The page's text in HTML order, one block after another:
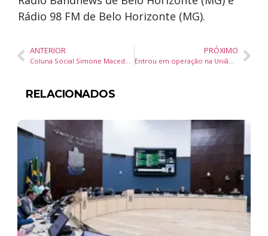
Rádio 98 FM de Belo Horizonte (MG).
ANTERIOR
Coluna Social Simone Macedo – Jornal Diário DC – 14 de outubro de 2025
PRÓXIMO
Entrou em operação na União Europeia o sistema eletrônico de entradas e saídas
RELACIONADOS